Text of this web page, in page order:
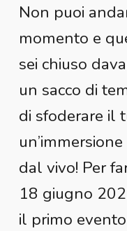
Non puoi
momento e
sei chiuso
un sacco di
di sfoderare il
dal vivo! Per
18 giugno
il primo